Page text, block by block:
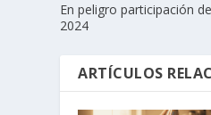
En peligro participación
2024
ARTÍCULOS